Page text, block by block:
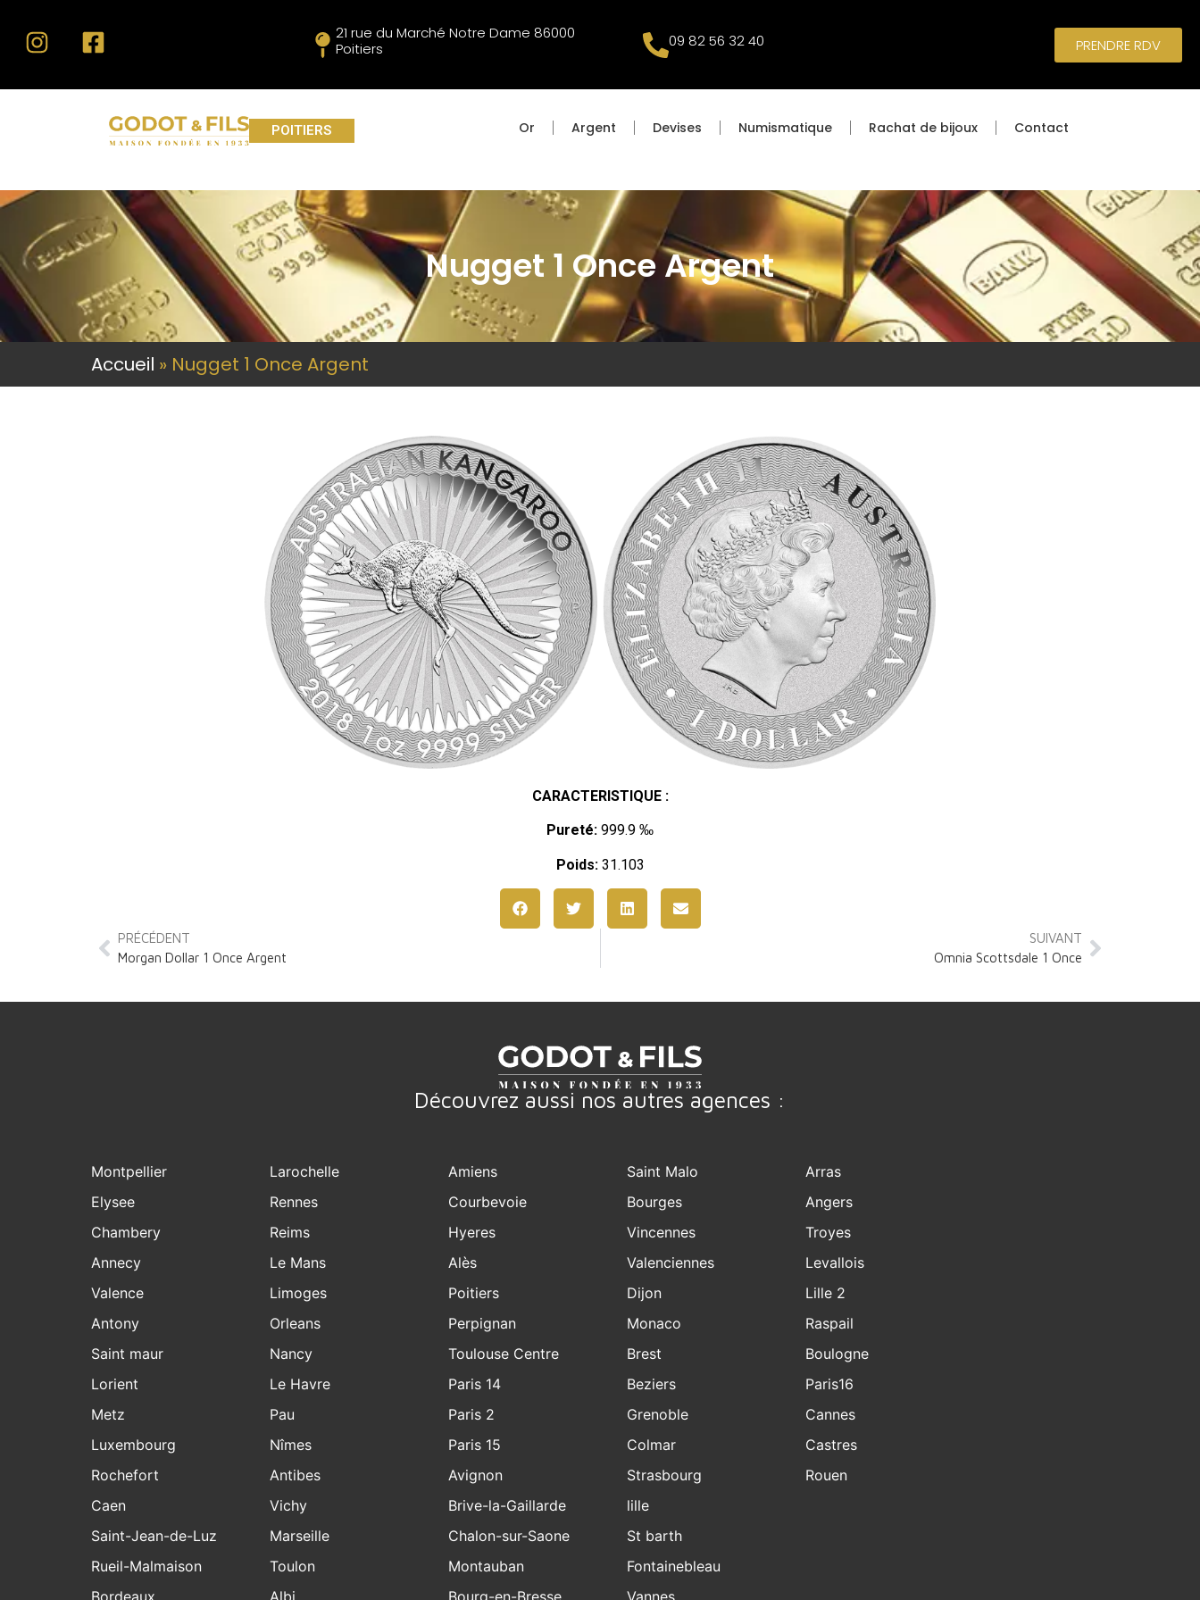
21 rue du Marché Notre Dame 86000
Poitiers
09 82 56 32 40 PRENDRE RDV
POITIERS Or Argent Devises Numismatique Rachat de bijoux Contact
Nugget 1 Once Argent
Accueil » Nugget 1 Once Argent
CARACTERISTIQUE :
Pureté: 999.9 ‰
Poids:31.103
PRÉCÉDENT
Morgan Dollar 1 Once Argent
SUIVANT
Omnia Scottsdale 1 Once
Découvrez aussi nos autres agences :
Montpellier
Elysee
Chambery
Annecy
Valence
Antony
Saint maur
Lorient
Metz
Luxembourg
Rochefort
Larochelle
Rennes
Reims
Le Mans
Limoges
Orleans
Nancy
Le Havre
Pau
Nîmes
Antibes
Amiens
Courbevoie
Hyeres
Alès
Poitiers
Perpignan
Toulouse Centre
Paris 14
Paris 2
Paris 15
Avignon
Saint Malo
Bourges
Vincennes
Valenciennes
Dijon
Monaco
Brest
Beziers
Grenoble
Colmar
Strasbourg
Arras
Angers
Troyes
Levallois
Lille 2
Raspail
Boulogne
Paris16
Cannes
Castres
Rouen
Caen
Saint-Jean-de-Luz
Rueil-Malmaison
Bordeaux
Vichy
Marseille
Toulon
Albi
Brive-la-Gaillarde
Chalon-sur-Saone
Montauban
Bourg-en-Bresse
lille
St barth
Fontainebleau
Vannes